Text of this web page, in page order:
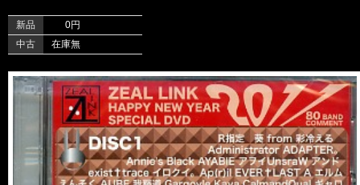
新品
0円
中古
在庫無